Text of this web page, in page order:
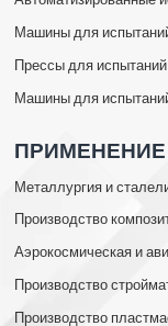
Машины для
Прессы для испытаний
Машины для
ПРИМЕНЕНИЕ
Металлургия и
Производство
Аэрокосмическая и
Производство
Производство